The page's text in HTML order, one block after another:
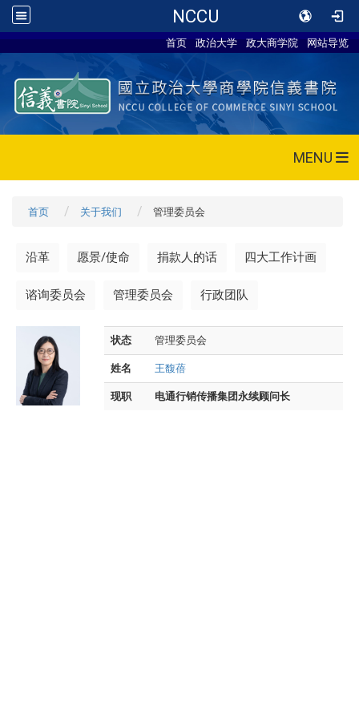
NCCU
首页 政治大学 政大商学院 网站导览
MENU
首页 关于我们 管理委员会
沿革 愿景/使命 捐款人的话 四大工作计画
谘询委员会 管理委员会 行政团队
状态 管理委员会
姓名 王馥蓓
现职 电通行销传播集团永续顾问长